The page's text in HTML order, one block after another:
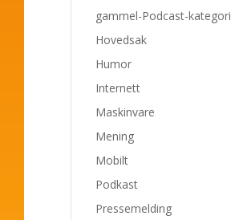
gammel-Podcast-kategori
Hovedsak
Humor
Internett
Maskinvare
Mening
Mobilt
Podkast
Pressemelding